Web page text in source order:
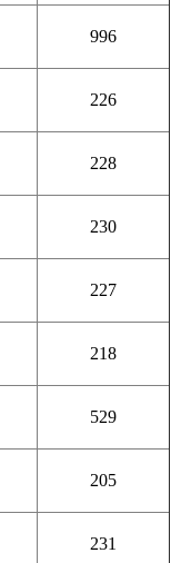
996
226
228
230
227
218
529
205
231